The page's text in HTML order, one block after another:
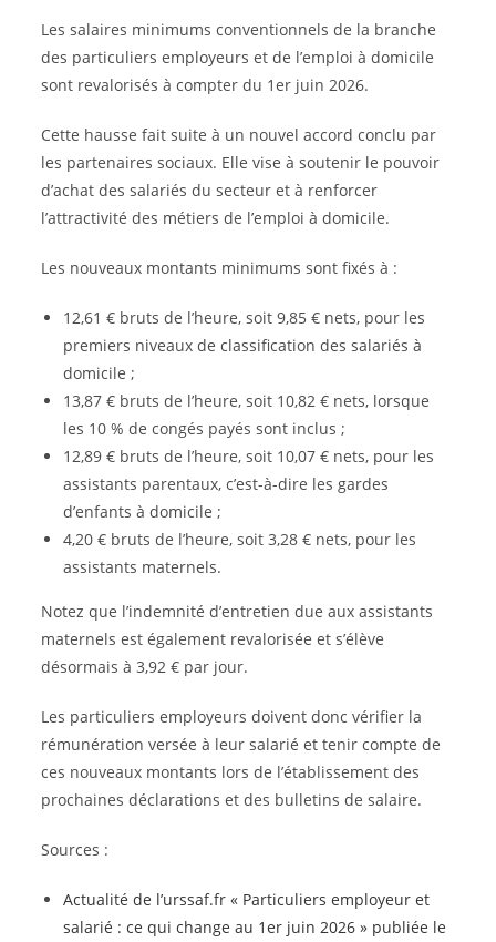
Les salaires minimums conventionnels de la branche
des particuliers employeurs et de l’emploi à domicile
sont revalorisés à compter du 1er juin 2026.
Cette hausse fait suite à un nouvel accord conclu par
les partenaires sociaux. Elle vise à soutenir le pouvoir
d’achat des salariés du secteur et à renforcer
l’attractivité des métiers de l’emploi à domicile.
Les nouveaux montants minimums sont fixés à :
12,61 € bruts de l’heure, soit 9,85 € nets, pour les
premiers niveaux de classification des salariés à
domicile ;
13,87 € bruts de l’heure, soit 10,82 € nets, lorsque
les 10 % de congés payés sont inclus ;
12,89 € bruts de l’heure, soit 10,07 € nets, pour les
assistants parentaux, c’est-à-dire les gardes
d’enfants à domicile ;
4,20 € bruts de l’heure, soit 3,28 € nets, pour les
assistants maternels.
Notez que l’indemnité d’entretien due aux assistants
maternels est également revalorisée et s’élève
désormais à 3,92 € par jour.
Les particuliers employeurs doivent donc vérifier la
rémunération versée à leur salarié et tenir compte de
ces nouveaux montants lors de l’établissement des
prochaines déclarations et des bulletins de salaire.
Sources :
Actualité de l’urssaf.fr « Particuliers employeur et
salarié : ce qui change au 1er juin 2026 » publiée le